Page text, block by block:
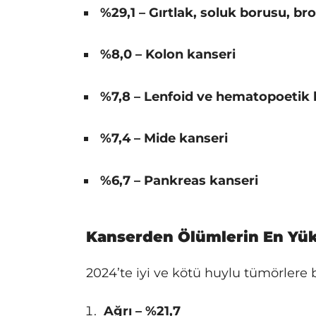
%29,1 – Gırtlak, soluk borusu,
%8,0 – Kolon kanseri
%7,8 – Lenfoid ve
%7,4 – Mide kanseri
%6,7 – Pankreas kanseri
Kanserden Ölümlerin En
2024’te iyi ve kötü huylu tümörlere
Ağrı – %21,7